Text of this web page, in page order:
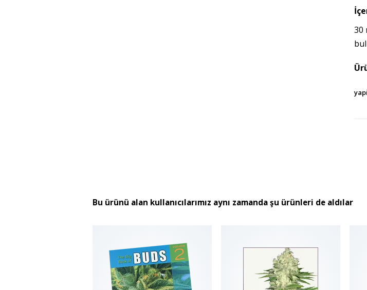
30
Bu ürünü alan kullanıcılarımız aynı zamanda şu ürünleri de aldılar